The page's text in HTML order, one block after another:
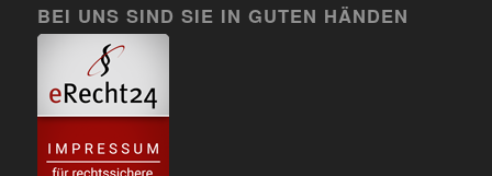
BEI UNS SIND SIE IN GUTEN HÄNDEN